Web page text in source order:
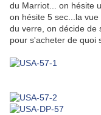
du Marriot... on hésite
on hésite 5 sec...la
du verre, on décide de
pour s'acheter de quoi